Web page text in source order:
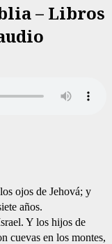
– Libros
ojos de Jehová; y
años.
Y los hijos de
cuevas en los montes,